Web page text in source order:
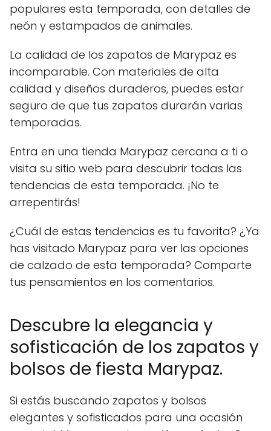
populares esta temporada, con detalles de
neón y estampados de animales.
La calidad de los zapatos de Marypaz es
incomparable. Con materiales de alta
calidad y diseños duraderos, puedes estar
seguro de que tus zapatos durarán varias
temporadas.
Entra en una tienda Marypaz cercana a ti o
visita su sitio web para descubrir todas las
tendencias de esta temporada. ¡No te
arrepentirás!
¿Cuál de estas tendencias es tu favorita? ¿Ya
has visitado Marypaz para ver las opciones
de calzado de esta temporada? Comparte
tus pensamientos en los comentarios.
Descubre la elegancia y
sofisticación de los zapatos y
bolsos de fiesta Marypaz.
Si estás buscando zapatos y bolsos
elegantes y sofisticados para una ocasión